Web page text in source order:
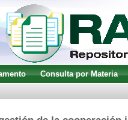
Consulta por Materia